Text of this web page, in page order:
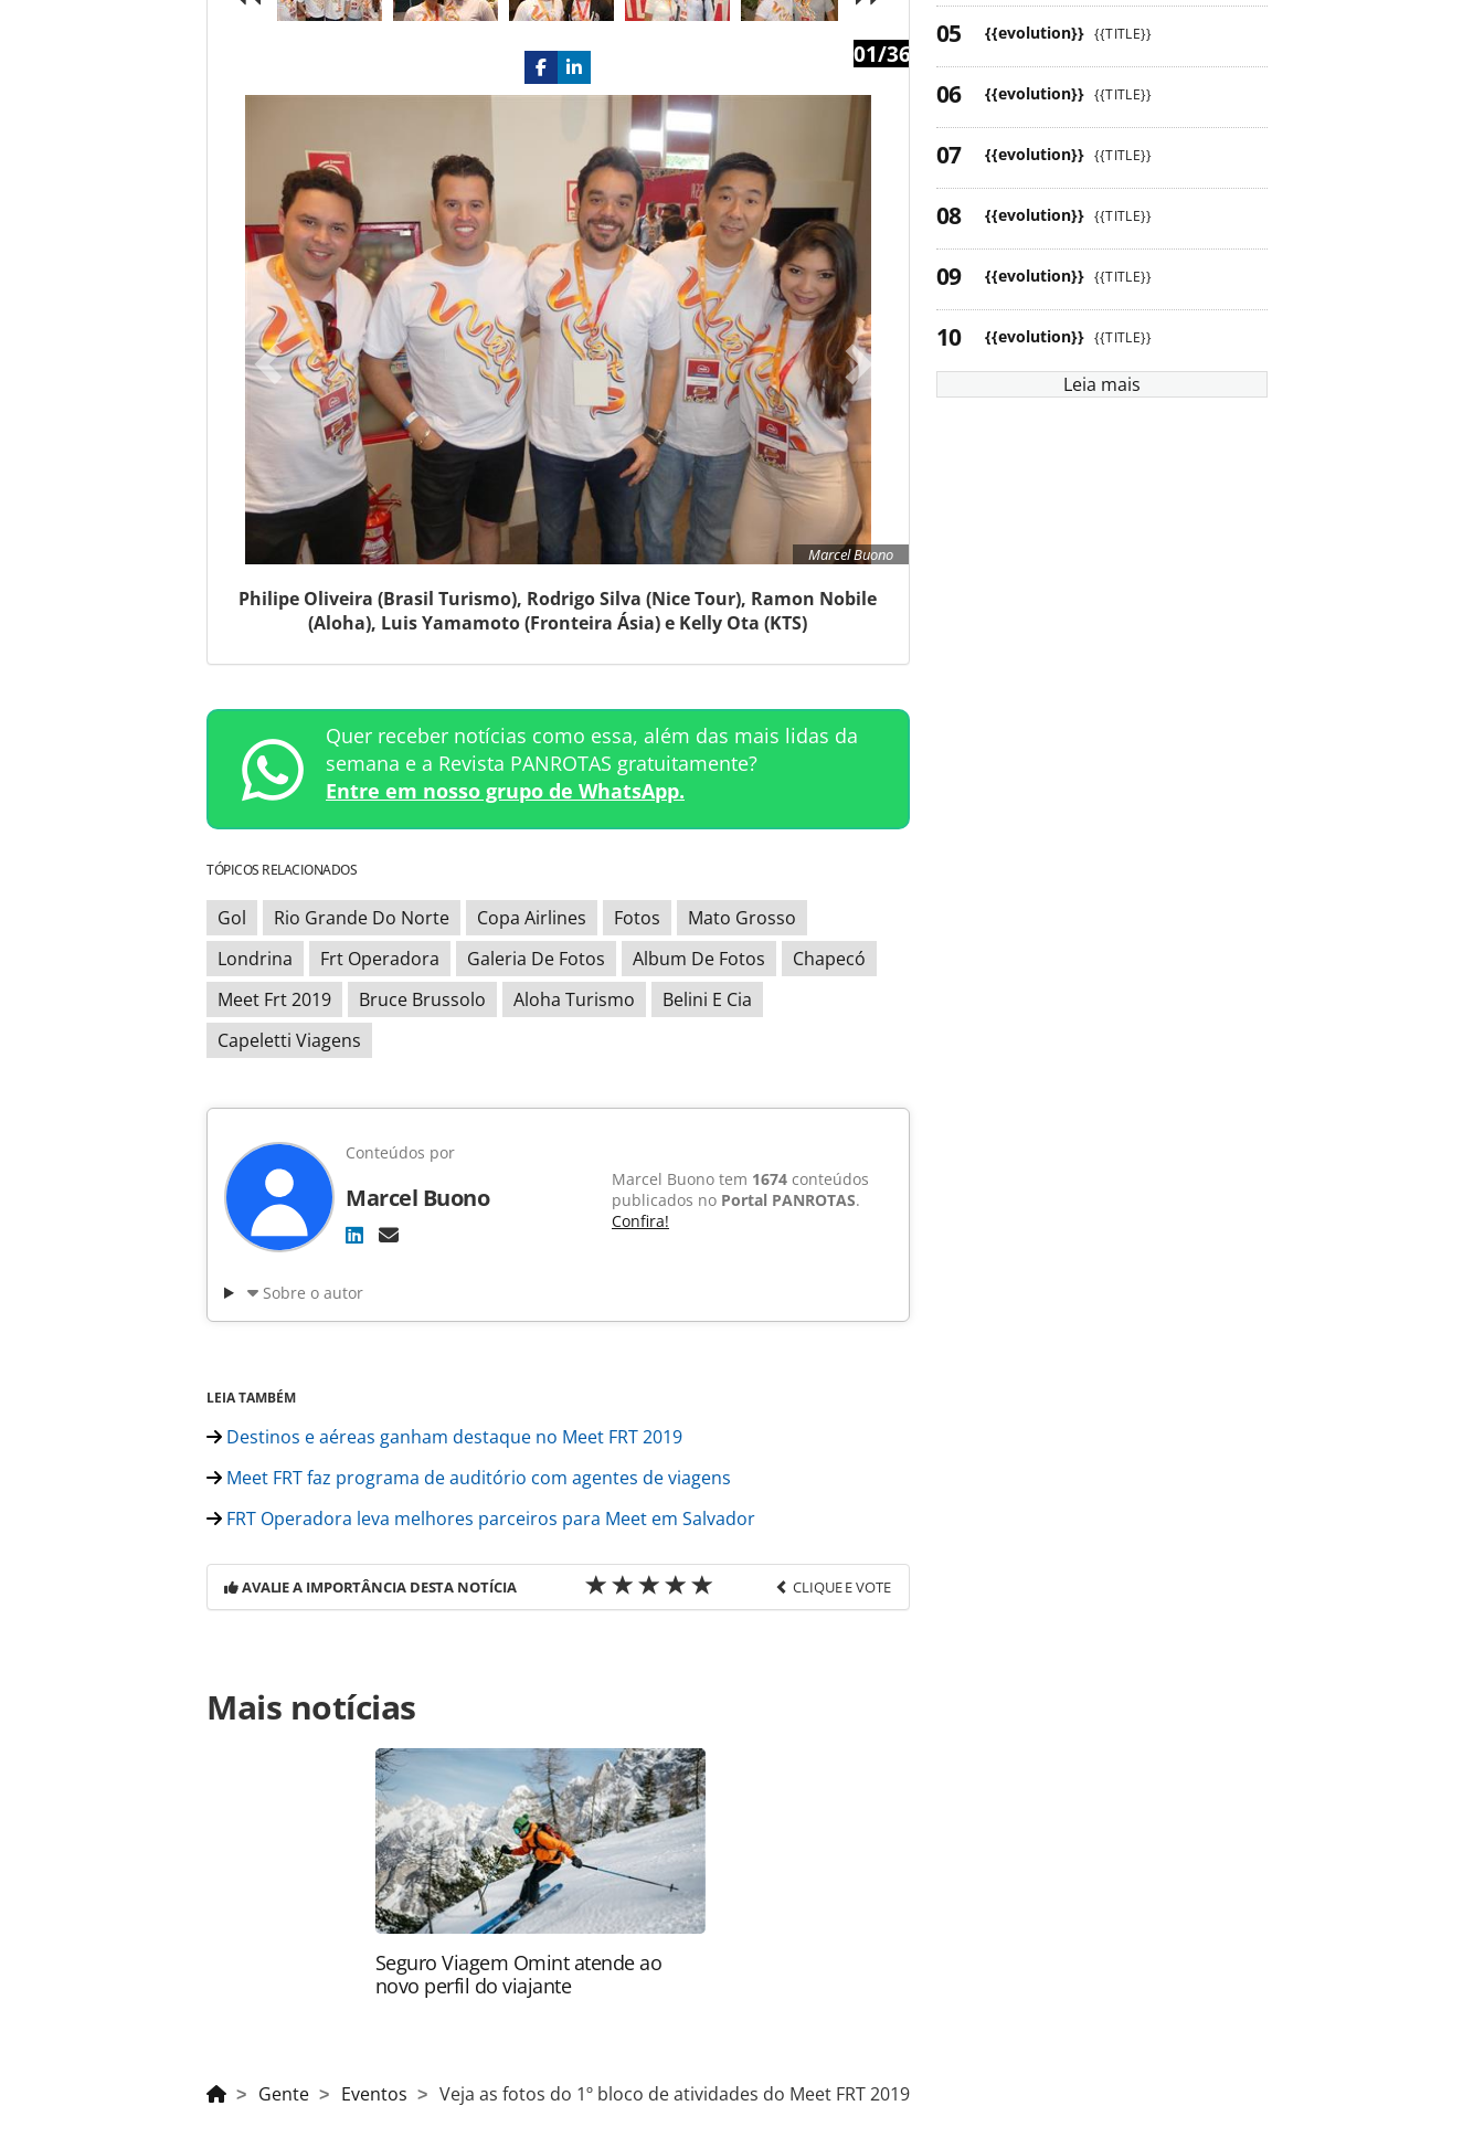
Marcel Buono
01/36
Philipe Oliveira (Brasil Turismo), Rodrigo Silva (Nice Tour), Ramon Nobile
(Aloha), Luis Yamamoto (Fronteira Ásia) e Kelly Ota (KTS)
Next
Quer receber notícias como essa, além das mais lidas da
semana e a Revista PANROTAS gratuitamente?
Entre em nosso grupo de WhatsApp.
TÓPICOS RELACIONADOS
Gol Rio Grande Do Norte Copa Airlines Fotos
Mato Grosso
Londrina
Frt Operadora Galeria De Fotos Album De Fotos
Chapecó
Meet Frt 2019
Bruce Brussolo Aloha Turismo
Belini E Cia
Capeletti Viagens
Conteúdos por
Marcel Buono
Marcel Buono tem 1674 conteúdos
publicados no Portal PANROTAS.
Confira!
Sobre o autor
LEIA TAMBÉM
Destinos e aéreas ganham destaque no Meet FRT 2019
Meet FRT faz programa de auditório com agentes de viagens
FRT Operadora leva melhores parceiros para Meet em Salvador
AVALIE A IMPORTÂNCIA DESTA NOTÍCIA CLIQUE E VOTE
https://www.panrotas.com.br/gente/eventos/2019/08/veja-as-fotos-do-1o-bloco-de-
atividades-do-meet-frt-2019_166980.html ou as ferramentas oferecidas na página. Todo
o conteúdo produzido pela PANROTAS Editora é protegido pela legislação brasileira
sobre direito autoral. Não reproduza o conteúdo sem autorização da PANROTAS
Editora (copyright@panrotas.com.br).
Mais notícias
Seguro Viagem Omint atende ao
novo perfil do viajante
{{evolution}} {{TITLE}}
{{evolution}} {{TITLE}}
{{evolution}} {{TITLE}}
{{evolution}} {{TITLE}}
{{evolution}} {{TITLE}}
{{evolution}} {{TITLE}}
Leia mais
Gente Eventos Veja as fotos do 1º bloco de atividades do Meet FRT 2019